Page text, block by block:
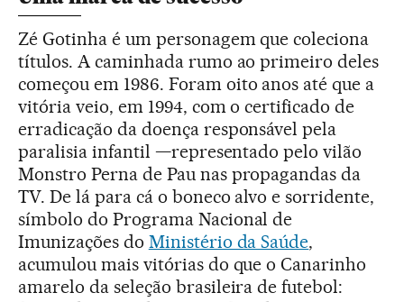
Zé Gotinha é um personagem que coleciona
títulos. A caminhada rumo ao primeiro deles
começou em 1986. Foram oito anos até que a
vitória veio, em 1994, com o certificado de
erradicação da doença responsável pela
paralisia infantil —representado pelo vilão
Monstro Perna de Pau nas propagandas da
TV. De lá para cá o boneco alvo e sorridente,
símbolo do Programa Nacional de
Imunizações do Ministério da Saúde,
acumulou mais vitórias do que o Canarinho
amarelo da seleção brasileira de futebol: